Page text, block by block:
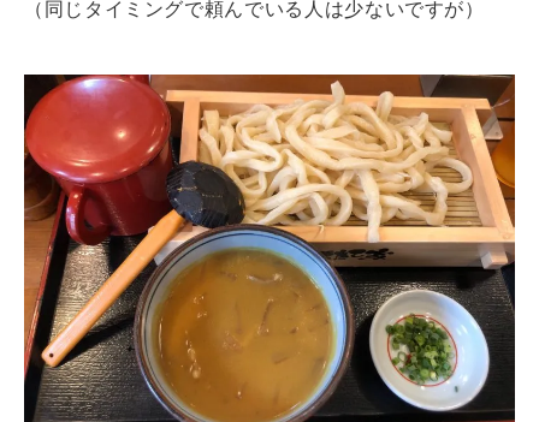
（同じタイミングで頼んでいる人は少ないですが）